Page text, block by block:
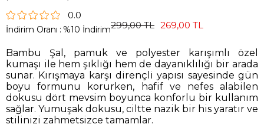
0.0
İndirim Oranı : %10 İndirim299,00 TL 269,00 TL
Bambu Şal, pamuk ve polyester karışımlı özel
kumaşı ile hem şıklığı hem de dayanıklılığı bir arada
sunar. Kırışmaya karşı dirençli yapısı sayesinde gün
boyu formunu korurken, hafif ve nefes alabilen
dokusu dört mevsim boyunca konforlu bir kullanım
sağlar. Yumuşak dokusu, ciltte nazik bir his yaratır ve
stilinizi zahmetsizce tamamlar.